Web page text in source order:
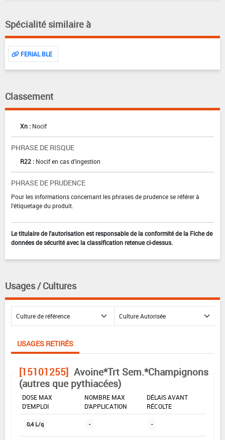
Spécialité similaire à
FERIAL BLE
Classement
Xn : Nocif
PHRASE DE RISQUE
R22 : Nocif en cas d'ingestion
PHRASE DE PRUDENCE
Pour les informations concernant les phrases de prudence se référer à
l'étiquetage du produit.
Le titulaire de l'autorisation est responsable de la conformité de la Fiche de
données de sécurité avec la classification retenue ci-dessus.
Usages / Cultures
USAGES RETIRÉS
[15101255] Avoine*Trt Sem.*Champignons
(autres que pythiacées)
DOSE MAX
D'EMPLOI
NOMBRE MAX
D'APPLICATION
DÉLAIS AVANT
RÉCOLTE
0,4 L/q - -